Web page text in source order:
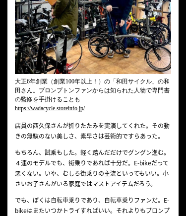
大正6年創業（創業100年以上！）の「和田サイクル」の和
田さん。ブロンプトンファンからは知られた人物で専門書
の監修を手掛けることも
https://wadacycle.storeinfo.jp/
店員の西久保さんが折りたたみを実演してくれた。その動
きの無駄のない美しさ、素早さは芸術的ですらあった。
もちろん、試乗もした。軽く踏んだだけでグングン進む。
４速のモデルでも、街乗りであれば十分だ。E-bikeだって
悪くない。いや、むしろ街乗りの主流といってもいい。小
さいお子さんがいる家庭ではマストアイテムだろう。
でも、ぼくは自転車乗りであり、自転車乗りファンだ。E-
bikeはまたいつかトライすればいい。それよりもブロンプ